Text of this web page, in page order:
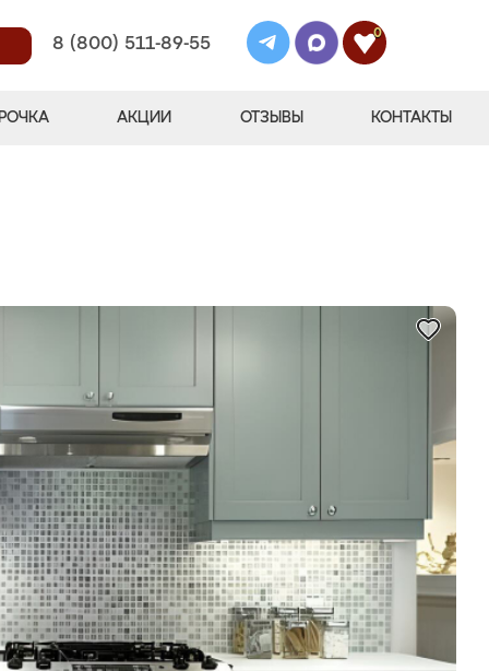
8 (800) 511-89-55
0
АКЦИИ ОТЗЫВЫ КОНТАКТЫ